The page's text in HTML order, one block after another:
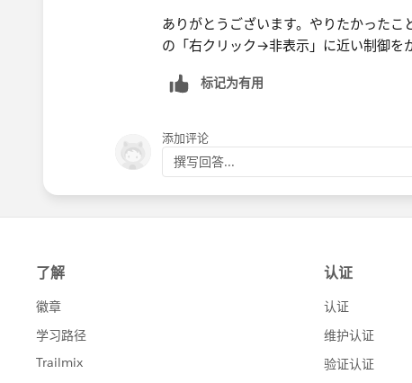
ありがとうございます。やりたかったこ
の「右クリック→非表示」に近い制御を
标记为有用
添加评论
撰写回答...